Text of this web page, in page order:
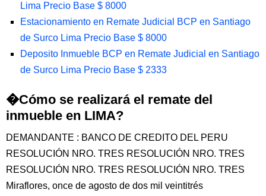
Lima Precio Base $ 8000
Estacionamiento en Remate Judicial BCP en Santiago
de Surco Lima Precio Base $ 8000
Deposito Inmueble BCP en Remate Judicial en Santiago
de Surco Lima Precio Base $ 2333
�Cómo se realizará el remate del
inmueble en LIMA?
DEMANDANTE : BANCO DE CREDITO DEL PERU
RESOLUCIÓN NRO. TRES RESOLUCIÓN NRO. TRES
RESOLUCIÓN NRO. TRES RESOLUCIÓN NRO. TRES
Miraflores, once de agosto de dos mil veintitrés